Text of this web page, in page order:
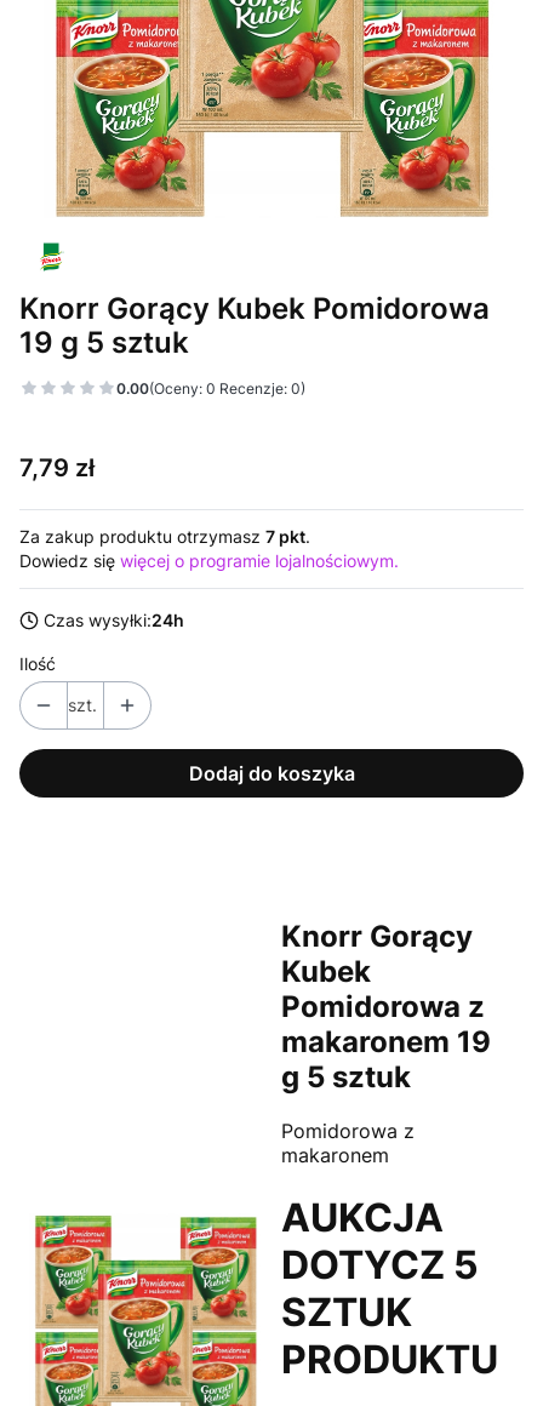
Knorr Gorący Kubek Pomidorowa
19 g 5 sztuk
0.00(Oceny: 0 Recenzje: 0)
Cena
7,79 zł
Za zakup produktu otrzymasz 7 pkt.
Dowiedz się więcej o programie lojalnościowym.
Czas wysyłki:24h
Ilość
szt.
Dodaj do koszyka
Knorr Gorący
Kubek
Pomidorowa z
makaronem 19
g 5 sztuk
Pomidorowa z
makaronem
AUKCJA
DOTYCZ 5
SZTUK
PRODUKTU